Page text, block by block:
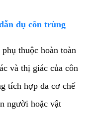
dụ côn trùng
phụ thuộc hoàn toàn
và thị giác của côn
tích hợp đa cơ chế
người hoặc vật